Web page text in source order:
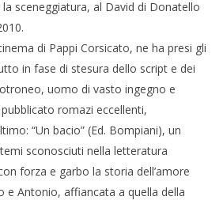
sceneggiatura, al David di Donatello
di Pappi Corsicato, ne ha presi gli
in fase di stesura dello script e dei
uomo di vasto ingegno e
romazi eccellenti,
“Un bacio” (Ed. Bompiani), un
sconosciuti nella letteratura
forza e garbo la storia dell’amore
e Antonio, affiancata a quella della